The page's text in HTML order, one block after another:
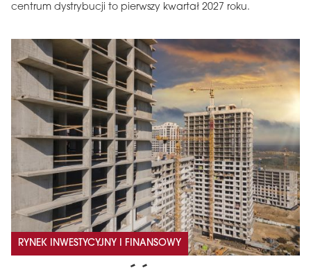
centrum dystrybucji to pierwszy kwartał 2027 roku.
RYNEK INWESTYCYJNY I FINANSOWY